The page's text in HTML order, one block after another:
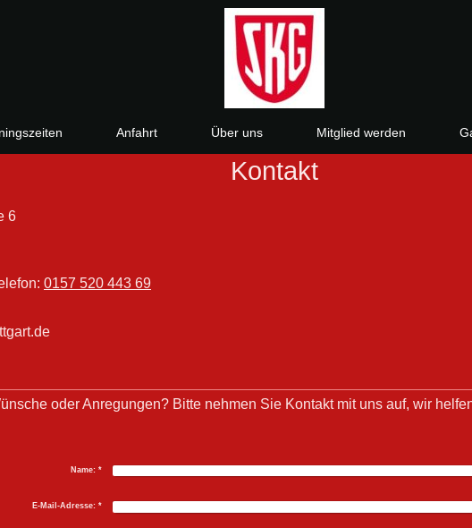
Anfahrt Über uns Mitglied werden
Kontakt
6
0157 520 443 69
oder Anregungen? Bitte nehmen Sie Kontakt mit uns auf, wir
Name:*
E-Mail-Adresse:*